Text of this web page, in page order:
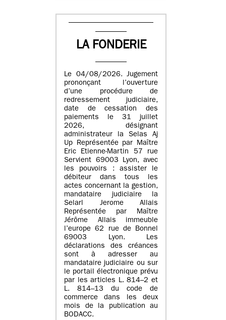
LA FONDERIE
Le 04/08/2026. Jugement
prononçant l’ouverture
d’une procédure de
redressement judiciaire,
date de cessation des
paiements le 31 juillet
2026, désignant
administrateur la Selas Aj
Up Représentée par Maître
Eric Etienne-Martin 57 rue
Servient 69003 Lyon, avec
les pouvoirs : assister le
débiteur dans tous les
actes concernant la gestion,
mandataire judiciaire la
Selarl Jerome Allais
Représentée par Maître
Jérôme Allais immeuble
l’europe 62 rue de Bonnel
69003 Lyon. Les
déclarations des créances
sont à adresser au
mandataire judiciaire ou sur
le portail électronique prévu
par les articles L. 814–2 et
L. 814–13 du code de
commerce dans les deux
mois de la publication au
BODACC.